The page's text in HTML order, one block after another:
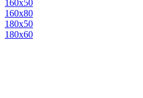
160х50
160х80
180х50
180х60